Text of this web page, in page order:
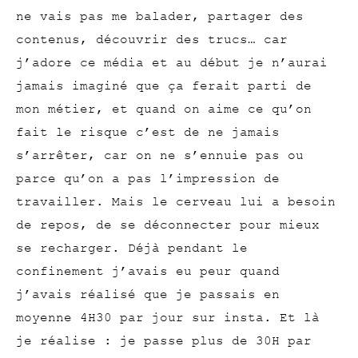
ne vais pas me balader, partager des
contenus, découvrir des trucs… car
j’adore ce média et au début je n’aurai
jamais imaginé que ça ferait parti de
mon métier, et quand on aime ce qu’on
fait le risque c’est de ne jamais
s’arrêter, car on ne s’ennuie pas ou
parce qu’on a pas l’impression de
travailler. Mais le cerveau lui a besoin
de repos, de se déconnecter pour mieux
se recharger. Déjà pendant le
confinement j’avais eu peur quand
j’avais réalisé que je passais en
moyenne 4H30 par jour sur insta. Et là
je réalise : je passe plus de 30H par